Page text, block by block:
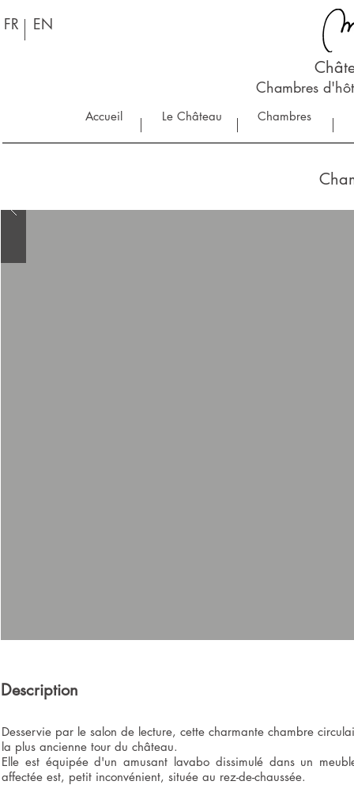
Chambres
Accueil Le Château Chambres
Description
Desservie par le salon de lecture, cette charmante chambre
la plus ancienne tour du château.
Elle est équipée d'un amusant lavabo dissimulé dans un
affectée est, petit inconvénient, située au rez-de-chaussée.
EN
FR